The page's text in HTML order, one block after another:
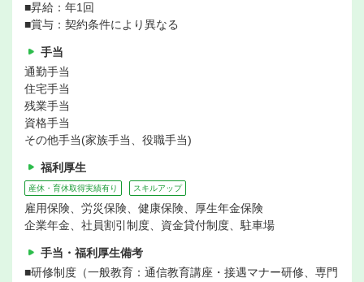
■昇給：年1回
■賞与：契約条件により異なる
手当
通勤手当
住宅手当
残業手当
資格手当
その他手当(家族手当、役職手当)
福利厚生
産休・育休取得実績有り スキルアップ
雇用保険、労災保険、健康保険、厚生年金保険
企業年金、社員割引制度、資金貸付制度、駐車場
手当・福利厚生備考
■研修制度（一般教育：通信教育講座・接遇マナー研修、専門